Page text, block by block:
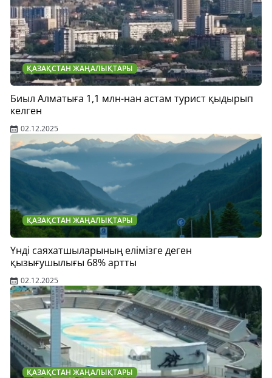
ҚАЗАҚСТАН ЖАҢАЛЫҚТАРЫ
Биыл Алматыға 1,1 млн-нан астам турист қыдырып
келген
02.12.2025
ҚАЗАҚСТАН ЖАҢАЛЫҚТАРЫ
Үнді саяхатшыларының елімізге деген
қызығушылығы 68% артты
02.12.2025
ҚАЗАҚСТАН ЖАҢАЛЫҚТАРЫ